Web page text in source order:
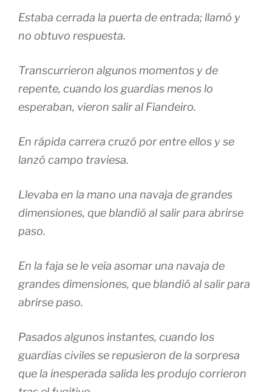
Estaba cerrada la puerta de entrada; llamó y
no obtuvo respuesta.
Transcurrieron algunos momentos y de
repente, cuando los guardias menos lo
esperaban, vieron salir al Fiandeiro.
En rápida carrera cruzó por entre ellos y se
lanzó campo traviesa.
Llevaba en la mano una navaja de grandes
dimensiones, que blandió al salir para abrirse
paso.
En la faja se le veía asomar una navaja de
grandes dimensiones, que blandió al salir para
abrirse paso.
Pasados algunos instantes, cuando los
guardias civiles se repusieron de la sorpresa
que la inesperada salida les produjo corrieron